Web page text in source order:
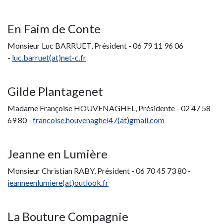
En Faim de Conte
Monsieur Luc BARRUET, Président - 06 79 11 96 06
- luc.barruet(at)net-c.fr
Gilde Plantagenet
Madame Françoise HOUVENAGHEL, Présidente - 02 47 58
69 80 - francoise.houvenaghel47(at)gmail.com
Jeanne en Lumière
Monsieur Christian RABY, Président - 06 70 45 73 80 -
jeanneenlumiere(at)outlook.fr
La Bouture Compagnie